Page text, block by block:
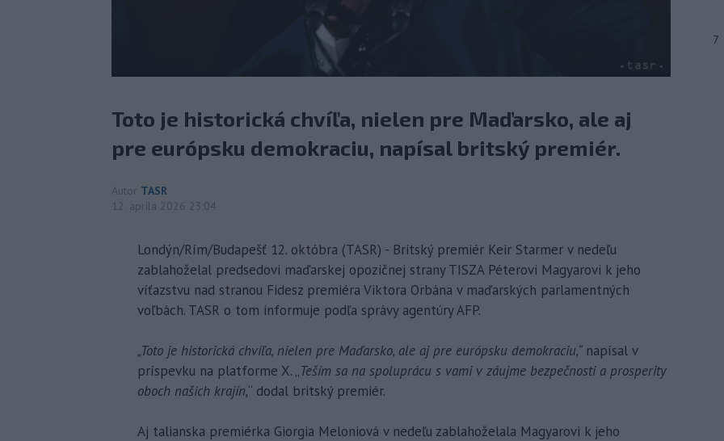
Toto je historická chvíľa, nielen pre Maďarsko, ale aj
pre európsku demokraciu, napísal britský premiér.
Autor TASR
12. apríla 2026 23:04
Londýn/Rím/Budapešť 12. októbra (TASR) - Britský premiér Keir Starmer v nedeľu
zablahoželal predsedovi maďarskej opozičnej strany TISZA Péterovi Magyarovi k jeho
víťazstvu nad stranou Fidesz premiéra Viktora Orbána v maďarských parlamentných
voľbách. TASR o tom informuje podľa správy agentúry AFP.
„Toto je historická chvíľa, nielen pre Maďarsko, ale aj pre európsku demokraciu,“ napísal v
príspevku na platforme X. „Teším sa na spoluprácu s vami v záujme bezpečnosti a prosperity
oboch našich krajín,“ dodal britský premiér.
Aj talianska premiérka Giorgia Meloniová v nedeľu zablahoželala Magyarovi k jeho
7